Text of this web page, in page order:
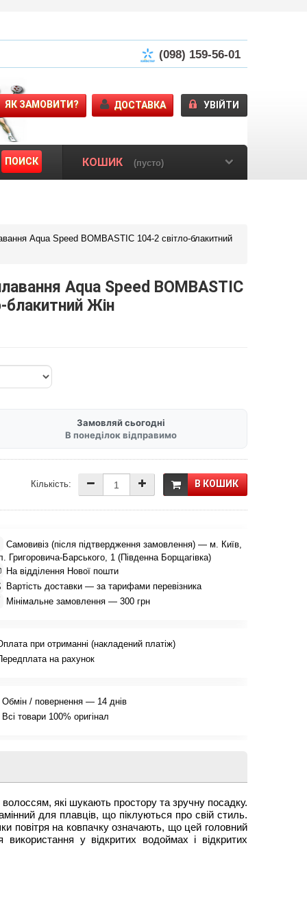
(098) 159-56-01
ПОИСК
УВІЙТИ
ЯК ЗАМОВИТИ? ДОСТАВКА
КОШИК (пусто)
Aqua Speed BOMBASTIC 104-2 світло-блакитний
Aqua Speed BOMBASTIC
блакитний Жін
Замовляй сьогодні
В понеділок відправимо
В КОШИК
Кількість:
Самовивіз (після підтвердження замовлення) — м. Київ,
Григоровича-Барського, 1 (Південна Борщагівка)
На відділення Нової пошти
Вартість доставки — за тарифами перевізника
Мінімальне замовлення — 300 грн
при отриманні (накладений платіж)
на рахунок
Обмін / повернення — 14 днів
Всі товари 100% оригінал
які шукають простору та зручну посадку.
для плавців, що піклуються про свій стиль.
повітря на ковпачку означають, що цей головний
у відкритих водоймах і відкритих